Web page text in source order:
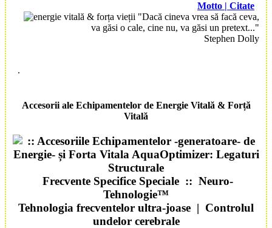
Motto | Citate
"Dacă cineva vrea să facă ceva,
va găsi o cale, cine nu, va găsi un pretext..."
Stephen Dolly
.
Accesorii aleEchipamentelor deEnergie Vitală & Forță
Vitală
Frecvente Specifice Speciale:: Neuro-
Tehnologie™
Tehnologia frecventelor ultra-joase | Controlul
undelor cerebrale